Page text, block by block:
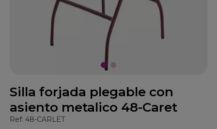
Silla forjada plegable con
asiento metalico 48-Caret
Ref: 48-CARLET